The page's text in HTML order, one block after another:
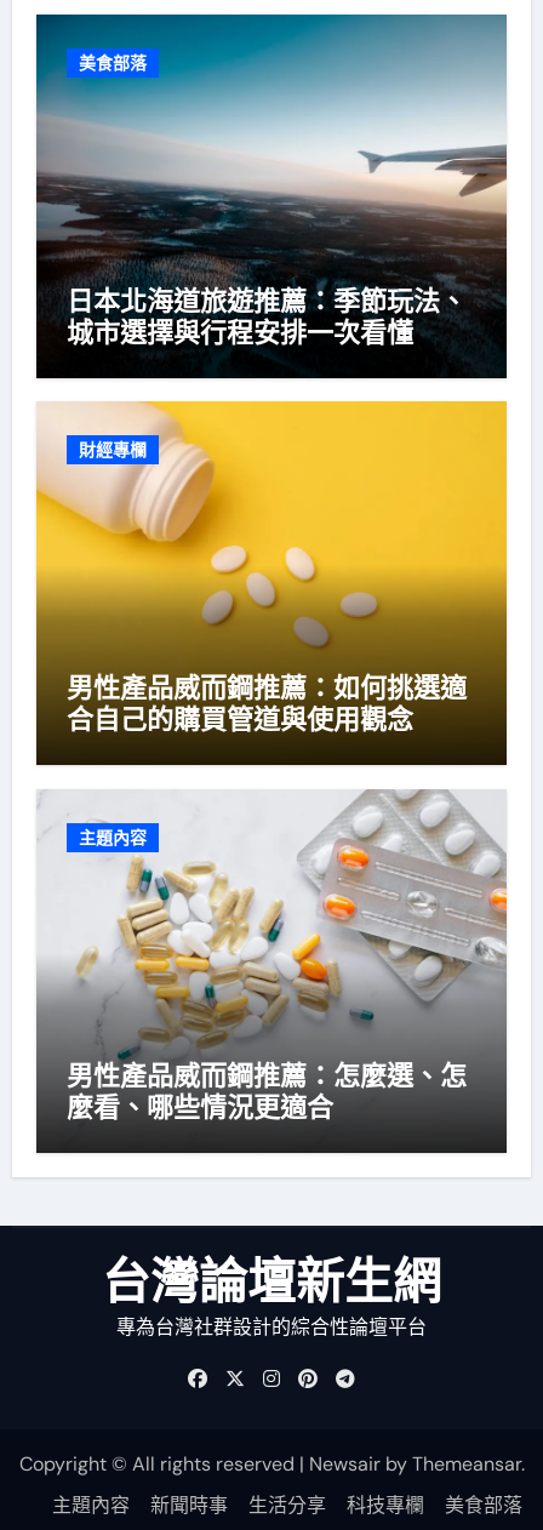
美食部落
日本北海道旅遊推薦：季節玩法、
城市選擇與行程安排一次看懂
財經專欄
男性產品威而鋼推薦：如何挑選適
合自己的購買管道與使用觀念
主題內容
男性產品威而鋼推薦：怎麼選、怎
麼看、哪些情況更適合
台灣論壇新生網
專為台灣社群設計的綜合性論壇平台
Copyright © All rights reserved | NewsairbyThemeansar.
主題內容
新聞時事 生活分享 科技專欄 美食部落